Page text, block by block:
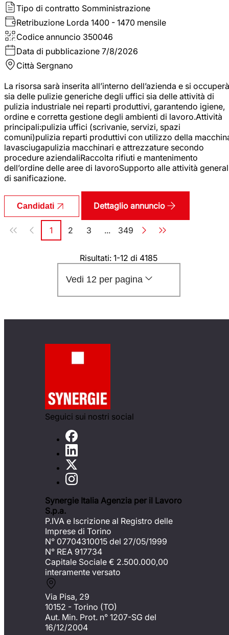
Tipo di contratto Somministrazione
Retribuzione Lorda 1400 - 1470 mensile
Codice annuncio 350046
Data di pubblicazione 7/8/2026
Città Sergnano
La risorsa sarà inserita all’interno dell’azienda e si occuperà
sia delle pulizie generiche degli uffici sia delle attività di
pulizia industriale nei reparti produttivi, garantendo igiene,
ordine e corretta gestione degli ambienti di lavoro.Attività
principali:pulizia uffici (scrivanie, servizi, spazi
comuni)pulizia reparti produttivi con utilizzo della
lavasciugapulizia macchinari e attrezzature secondo
procedure aziendaliRaccolta rifiuti e mantenimento
dell’ordine delle aree di lavoroSupporto alle attività
di sanificazione.
Candidati Dettaglio annuncio
Paginazione
Pagina
1 Pagina
2 Pagina
3 ... Pagina
349
Risultati: 1-12 di 4185
Vedi 12 per pagina
Seguici sui nostri social
Synergie Italia Agenzia per il Lavoro
S.p.a.
P.IVA e Iscrizione al Registro delle
Imprese di Torino
N° 07704310015 del 27/05/1999
N° REA 917734
Capitale Sociale € 2.500.000,00
interamente versato
Via Pisa, 29
10152 - Torino (TO)
Aut. Min. Prot. n° 1207-SG del
16/12/2004